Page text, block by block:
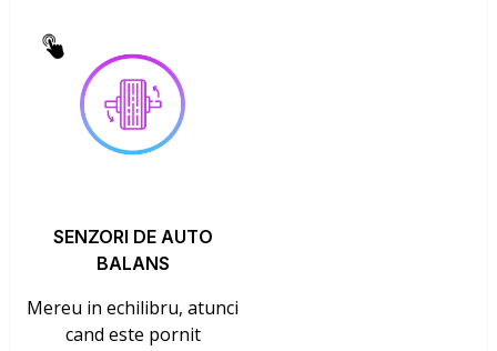
SENZORI DE AUTO
BALANS
Mereu in echilibru, atunci
cand este pornit